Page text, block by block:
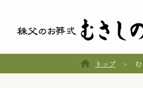
home トップ